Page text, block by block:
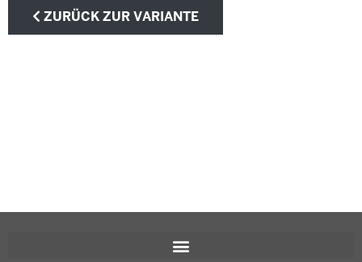
ZURÜCK ZUR VARIANTE